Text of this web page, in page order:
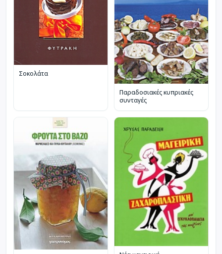
Σοκολάτα
Παραδοσιακές κυπριακές
συνταγές